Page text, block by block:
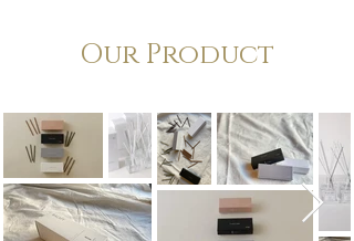
Our Product